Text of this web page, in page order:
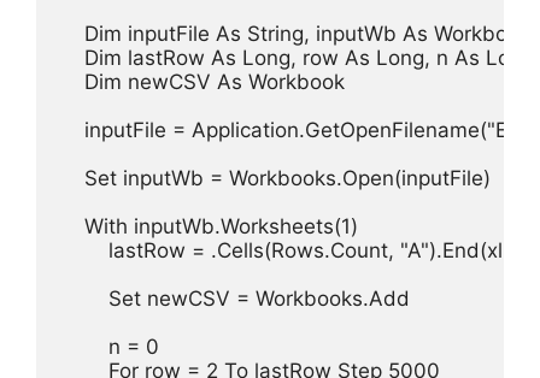
    Dim inputFile As String, inputWb As Workbook
    Dim lastRow As Long, row As Long, n As Long
    Dim newCSV As Workbook
inputFile = Application.GetOpenFilename("Excel
    Set inputWb = Workbooks.Open(inputFile)
    With inputWb.Worksheets(1)
lastRow = .Cells(Rows.Count,
        Set newCSV = Workbooks.Add
        n = 0
        For row = 2 To lastRow Step 5000